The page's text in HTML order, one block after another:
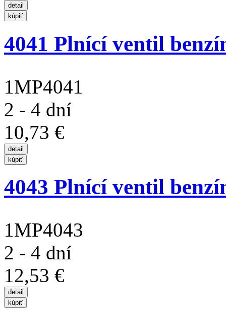
4041 Plnící ventil
1MP4041
2 - 4 dní
10,73 €
4043 Plnící ventil
1MP4043
2 - 4 dní
12,53 €